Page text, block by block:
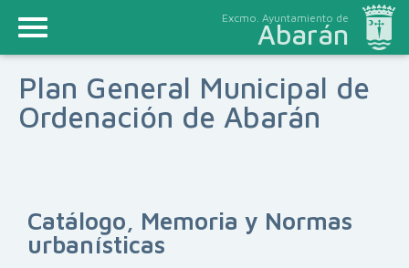
Excmo. Ayuntamiento de
Abarán
Plan General Municipal de
Ordenación de Abarán
Catálogo, Memoria y Normas
urbanísticas